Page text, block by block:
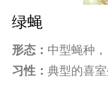
绿蝇
形态： 中型蝇种，
习性： 典型的喜